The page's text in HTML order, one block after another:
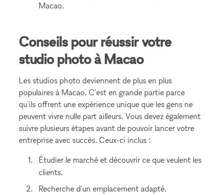
Macao.
Conseils pour réussir votre
studio photo à Macao
Les studios photo deviennent de plus en plus
populaires à Macao. C'est en grande partie parce
qu'ils offrent une expérience unique que les gens ne
peuvent vivre nulle part ailleurs. Vous devez également
suivre plusieurs étapes avant de pouvoir lancer votre
entreprise avec succès. Ceux-ci inclus :
Étudier le marché et découvrir ce que veulent les
clients.
Recherche d'un emplacement adapté.